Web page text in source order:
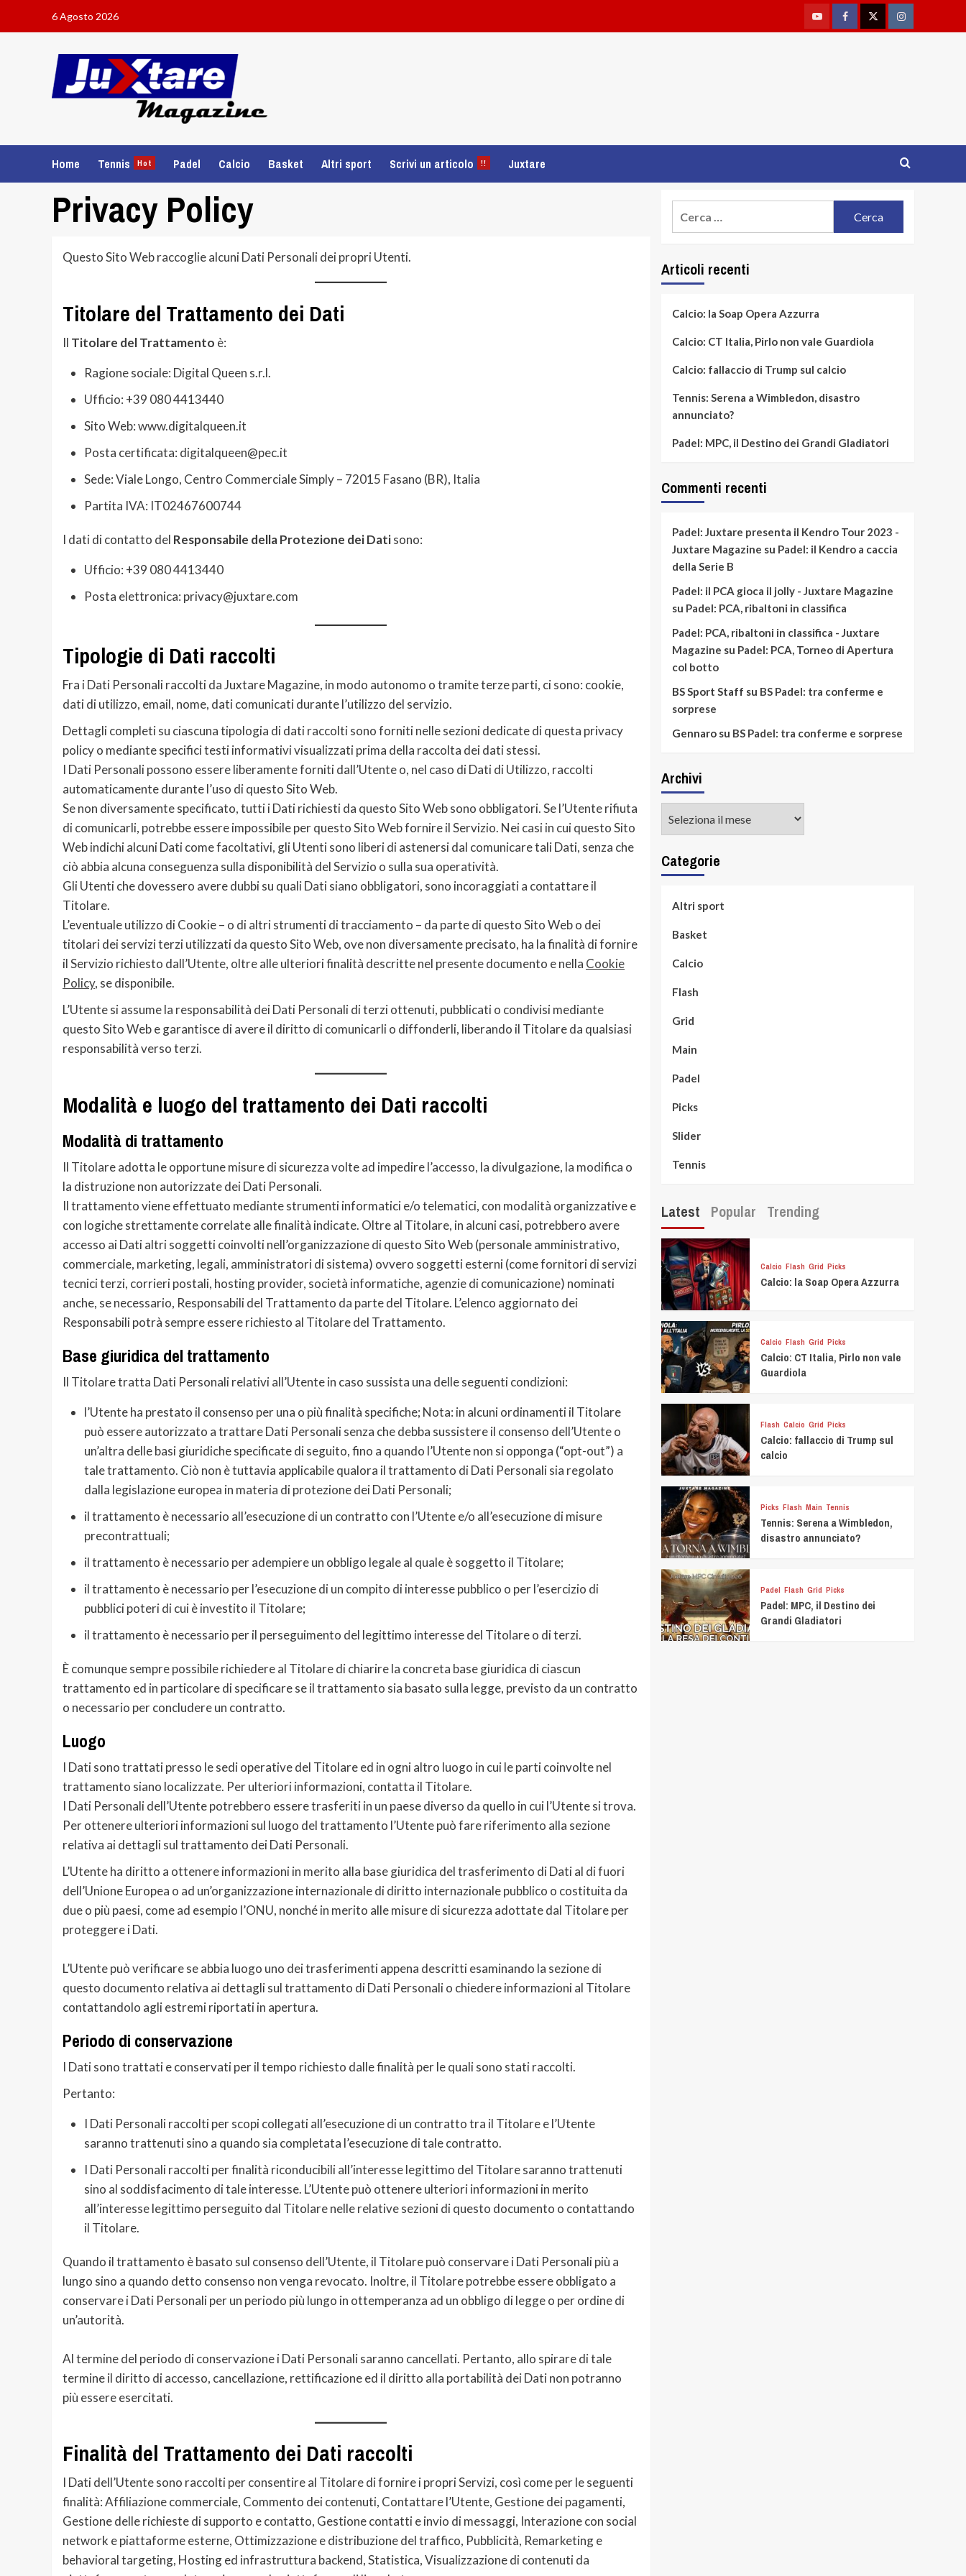
6 Agosto 2026
YoutubeFacebookTwitterInstagram
Home Tennis Hot Padel Calcio Basket Altri sport Scrivi un articolo !! Juxtare
Privacy Policy
Questo Sito Web raccoglie alcuni Dati Personali dei propri Utenti.
Titolare del Trattamento dei Dati
Il Titolare del Trattamento è:
Ragione sociale: Digital Queen s.r.l.
Ufficio: +39 080 4413440
Sito Web: www.digitalqueen.it
Posta certificata: digitalqueen@pec.it
Sede: Viale Longo, Centro Commerciale Simply – 72015 Fasano (BR), Italia
Partita IVA: IT02467600744
I dati di contatto del Responsabile della Protezione dei Datisono:
Ufficio: +39 080 4413440
Posta elettronica: privacy@juxtare.com
Tipologie di Dati raccolti
Fra i Dati Personali raccolti da Juxtare Magazine, in modo autonomo o tramite terze parti, ci sono: cookie,
dati di utilizzo, email, nome, dati comunicati durante l’utilizzo del servizio.
Dettagli completi su ciascuna tipologia di dati raccolti sono forniti nelle sezioni dedicate di questa privacy
policy o mediante specifici testi informativi visualizzati prima della raccolta dei dati stessi.
I Dati Personali possono essere liberamente forniti dall’Utente o, nel caso di Dati di Utilizzo, raccolti
automaticamente durante l’uso di questo Sito Web.
Se non diversamente specificato, tutti i Dati richiesti da questo Sito Web sono obbligatori. Se l’Utente rifiuta
di comunicarli, potrebbe essere impossibile per questo Sito Web fornire il Servizio. Nei casi in cui questo Sito
Web indichi alcuni Dati come facoltativi, gli Utenti sono liberi di astenersi dal comunicare tali Dati, senza che
ciò abbia alcuna conseguenza sulla disponibilità del Servizio o sulla sua operatività.
Gli Utenti che dovessero avere dubbi su quali Dati siano obbligatori, sono incoraggiati a contattare il
Titolare.
L’eventuale utilizzo di Cookie – o di altri strumenti di tracciamento – da parte di questo Sito Web o dei
titolari dei servizi terzi utilizzati da questo Sito Web, ove non diversamente precisato, ha la finalità di fornire
il Servizio richiesto dall’Utente, oltre alle ulteriori finalità descritte nel presente documento e nella Cookie
Policy, se disponibile.
L’Utente si assume la responsabilità dei Dati Personali di terzi ottenuti, pubblicati o condivisi mediante
questo Sito Web e garantisce di avere il diritto di comunicarli o diffonderli, liberando il Titolare da qualsiasi
responsabilità verso terzi.
Modalità e luogo del trattamento dei Dati raccolti
Modalità di trattamento
Il Titolare adotta le opportune misure di sicurezza volte ad impedire l’accesso, la divulgazione, la modifica o
la distruzione non autorizzate dei Dati Personali.
Il trattamento viene effettuato mediante strumenti informatici e/o telematici, con modalità organizzative e
con logiche strettamente correlate alle finalità indicate. Oltre al Titolare, in alcuni casi, potrebbero avere
accesso ai Dati altri soggetti coinvolti nell’organizzazione di questo Sito Web (personale amministrativo,
commerciale, marketing, legali, amministratori di sistema) ovvero soggetti esterni (come fornitori di servizi
tecnici terzi, corrieri postali, hosting provider, società informatiche, agenzie di comunicazione) nominati
anche, se necessario, Responsabili del Trattamento da parte del Titolare. L’elenco aggiornato dei
Responsabili potrà sempre essere richiesto al Titolare del Trattamento.
Base giuridica del trattamento
Il Titolare tratta Dati Personali relativi all’Utente in caso sussista una delle seguenti condizioni:
l’Utente ha prestato il consenso per una o più finalità specifiche; Nota: in alcuni ordinamenti il Titolare
può essere autorizzato a trattare Dati Personali senza che debba sussistere il consenso dell’Utente o
un’altra delle basi giuridiche specificate di seguito, fino a quando l’Utente non si opponga (“opt-out”) a
tale trattamento. Ciò non è tuttavia applicabile qualora il trattamento di Dati Personali sia regolato
dalla legislazione europea in materia di protezione dei Dati Personali;
il trattamento è necessario all’esecuzione di un contratto con l’Utente e/o all’esecuzione di misure
precontrattuali;
il trattamento è necessario per adempiere un obbligo legale al quale è soggetto il Titolare;
il trattamento è necessario per l’esecuzione di un compito di interesse pubblico o per l’esercizio di
pubblici poteri di cui è investito il Titolare;
il trattamento è necessario per il perseguimento del legittimo interesse del Titolare o di terzi.
È comunque sempre possibile richiedere al Titolare di chiarire la concreta base giuridica di ciascun
trattamento ed in particolare di specificare se il trattamento sia basato sulla legge, previsto da un contratto
o necessario per concludere un contratto.
Luogo
I Dati sono trattati presso le sedi operative del Titolare ed in ogni altro luogo in cui le parti coinvolte nel
trattamento siano localizzate. Per ulteriori informazioni, contatta il Titolare.
I Dati Personali dell’Utente potrebbero essere trasferiti in un paese diverso da quello in cui l’Utente si trova.
Per ottenere ulteriori informazioni sul luogo del trattamento l’Utente può fare riferimento alla sezione
relativa ai dettagli sul trattamento dei Dati Personali.
L’Utente ha diritto a ottenere informazioni in merito alla base giuridica del trasferimento di Dati al di fuori
dell’Unione Europea o ad un’organizzazione internazionale di diritto internazionale pubblico o costituita da
due o più paesi, come ad esempio l’ONU, nonché in merito alle misure di sicurezza adottate dal Titolare per
proteggere i Dati.
L’Utente può verificare se abbia luogo uno dei trasferimenti appena descritti esaminando la sezione di
questo documento relativa ai dettagli sul trattamento di Dati Personali o chiedere informazioni al Titolare
contattandolo agli estremi riportati in apertura.
Periodo di conservazione
I Dati sono trattati e conservati per il tempo richiesto dalle finalità per le quali sono stati raccolti.
Pertanto:
I Dati Personali raccolti per scopi collegati all’esecuzione di un contratto tra il Titolare e l’Utente
saranno trattenuti sino a quando sia completata l’esecuzione di tale contratto.
I Dati Personali raccolti per finalità riconducibili all’interesse legittimo del Titolare saranno trattenuti
sino al soddisfacimento di tale interesse. L’Utente può ottenere ulteriori informazioni in merito
all’interesse legittimo perseguito dal Titolare nelle relative sezioni di questo documento o contattando
il Titolare.
Quando il trattamento è basato sul consenso dell’Utente, il Titolare può conservare i Dati Personali più a
lungo sino a quando detto consenso non venga revocato. Inoltre, il Titolare potrebbe essere obbligato a
conservare i Dati Personali per un periodo più lungo in ottemperanza ad un obbligo di legge o per ordine di
un’autorità.
Al termine del periodo di conservazione i Dati Personali saranno cancellati. Pertanto, allo spirare di tale
termine il diritto di accesso, cancellazione, rettificazione ed il diritto alla portabilità dei Dati non potranno
più essere esercitati.
Finalità del Trattamento dei Dati raccolti
I Dati dell’Utente sono raccolti per consentire al Titolare di fornire i propri Servizi, così come per le seguenti
finalità: Affiliazione commerciale, Commento dei contenuti, Contattare l’Utente, Gestione dei pagamenti,
Gestione delle richieste di supporto e contatto, Gestione contatti e invio di messaggi, Interazione con social
network e piattaforme esterne, Ottimizzazione e distribuzione del traffico, Pubblicità, Remarketing e
behavioral targeting, Hosting ed infrastruttura backend, Statistica, Visualizzazione di contenuti da
Articoli recenti
Calcio: la Soap Opera Azzurra
Calcio: CT Italia, Pirlo non vale Guardiola
Calcio: fallaccio di Trump sul calcio
Tennis: Serena a Wimbledon, disastro
annunciato?
Padel: MPC, il Destino dei Grandi Gladiatori
Commenti recenti
Padel: Juxtare presenta il Kendro Tour 2023 -
Juxtare Magazine su Padel: il Kendro a caccia
della Serie B
Padel: il PCA gioca il jolly - Juxtare Magazine
su Padel: PCA, ribaltoni in classifica
Padel: PCA, ribaltoni in classifica - Juxtare
Magazine su Padel: PCA, Torneo di Apertura
col botto
BS Sport Staff su BS Padel: tra conferme e
sorprese
Gennarosu BS Padel: tra conferme e sorprese
Archivi
Categorie
Altri sport
Basket
Calcio
Flash
Grid
Main
Padel
Picks
Slider
Tennis
Latest Popular Trending
Calcio Flash Grid Picks
Calcio: la Soap Opera Azzurra
Calcio Flash Grid Picks
Calcio: CT Italia, Pirlo non vale
Guardiola
Flash Calcio Grid Picks
Calcio: fallaccio di Trump sul
calcio
Picks Flash Main Tennis
Tennis: Serena a Wimbledon,
disastro annunciato?
Padel Flash Grid Picks
Padel: MPC, il Destino dei
Grandi Gladiatori